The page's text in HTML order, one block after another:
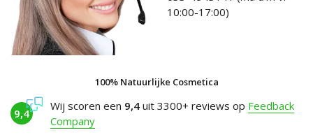
10:00-17:00)
100% Natuurlijke Cosmetica
9,4
Wij scoren een 9,4 uit 3300+ reviews op Feedback
Company